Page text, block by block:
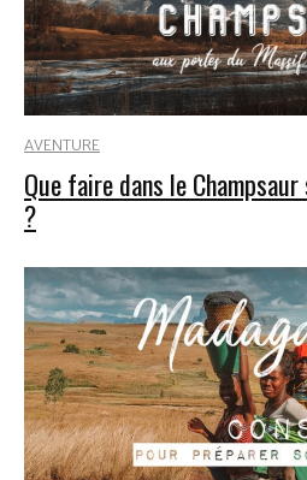
AVENTURE
Que faire dans le
?